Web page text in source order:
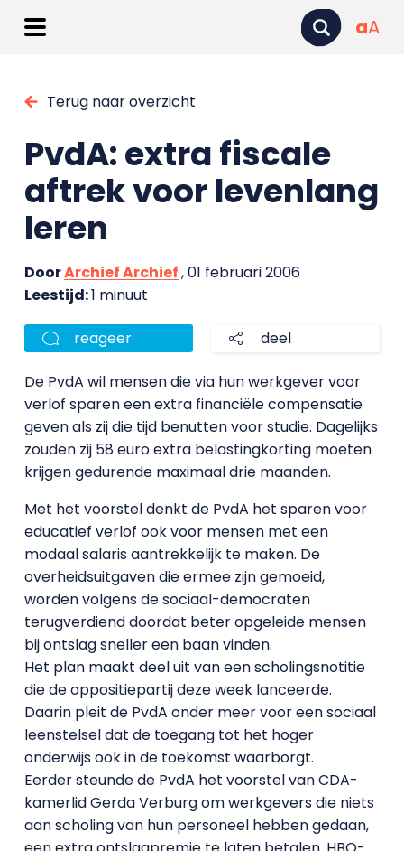
aA
Terug naar overzicht
PvdA: extra fiscale
aftrek voor levenlang
leren
DoorArchief Archief, 01 februari 2006
Leestijd:1 minuut
reageer deel
De PvdA wil mensen die via hun werkgever voor
verlof sparen een extra financiële compensatie
geven als zij die tijd benutten voor studie. Dagelijks
zouden zij 58 euro extra belastingkorting moeten
krijgen gedurende maximaal drie maanden.
Met het voorstel denkt de PvdA het sparen voor
educatief verlof ook voor mensen met een
modaal salaris aantrekkelijk te maken. De
overheidsuitgaven die ermee zijn gemoeid,
worden volgens de sociaal-democraten
terugverdiend doordat beter opgeleide mensen
bij ontslag sneller een baan vinden.
Het plan maakt deel uit van een scholingsnotitie
die de oppositiepartij deze week lanceerde.
Daarin pleit de PvdA onder meer voor een sociaal
leenstelsel dat de toegang tot het hoger
onderwijs ook in de toekomst waarborgt.
Eerder steunde de PvdA het voorstel van CDA-
kamerlid Gerda Verburg om werkgevers die niets
aan scholing van hun personeel hebben gedaan,